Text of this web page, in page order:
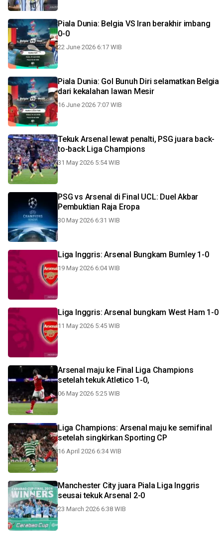
Piala Dunia: Belgia VS Iran berakhir imbang
0-0
22 June 2026 6:17 WIB
Piala Dunia: Gol Bunuh Diri selamatkan Belgia
dari kekalahan lawan Mesir
16 June 2026 7:07 WIB
Tekuk Arsenal lewat penalti, PSG juara back-
to-back Liga Champions
31 May 2026 5:54 WIB
PSG vs Arsenal di Final UCL: Duel Akbar
Pembuktian Raja Eropa
30 May 2026 6:31 WIB
Liga Inggris: Arsenal Bungkam Burnley 1-0
19 May 2026 6:04 WIB
Liga Inggris: Arsenal bungkam West Ham 1-0
11 May 2026 5:45 WIB
Arsenal maju ke Final Liga Champions
setelah tekuk Atletico 1-0,
06 May 2026 5:25 WIB
Liga Champions: Arsenal maju ke semifinal
setelah singkirkan Sporting CP
16 April 2026 6:34 WIB
Manchester City juara Piala Liga Inggris
seusai tekuk Arsenal 2-0
23 March 2026 6:38 WIB